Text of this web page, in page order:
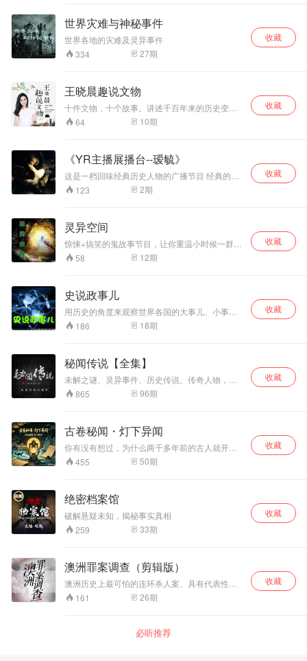
媒体或个人的原创
版权，请提交材料
通知我。我将根据
权利人提供的材
料，遵循相关法
立即删除侵权内
容。
这个平台，可以用声音的方式与大家交流。
世界灾难与神秘事件
世界各地的灾难及灵异事件
334
27期
收藏
王晓晨趣说文物
十件文物，十个故事。讲述千百年来的历史变
迁，让我们一起走上丝绸之路，了解玻璃的发明
与传播，追溯西方食物传入中国，跟着郑和下西
文物》，给你筑造一座耳朵里的博物馆。
64 10期
收藏
《YR主播展播台--瑷毓》
这是一档回味经典历史人物的广播节目 经典的历
史人物总是被我们提起 在节目中 就让我们走进他
们 走回他们那个时期 去感受不同的历史人物的不
123 2期
收藏
灵异空间
惊悚+搞笑的鬼故事节目，让你重温小时候一群人
坐在一起讲鬼故事的情景
58 12期
收藏
史说政事儿
用历史的角度来观察世界各国的大事儿、小事
儿、政事儿、趣事儿，让你两耳听天下，胜读万
卷书。
186 18期
收藏
秘闻传说【全集】
未解之谜、灵异事件、历史传说、传奇人物，主
播：轩主
865 96期
收藏
古卷秘闻・灯下异闻
你有没有想过，为什么两千多年前的古人就开始
疯狂记录鬼神精怪？《山海经》里的异兽，到底
是凭空想象还是上古先民的真实见闻？咱们从小
头到底在哪？这张专辑，不搞枯燥的文学史，咱
们直接钻进历代志怪小说里最猎奇、最动人、最
让人后背发凉的故事现场。从先秦的山海异兽，
到魏晋的搜神记，再到唐代的狐妖女主和聊斋里
那些借鬼说人的巅峰名篇。咱们一起看看，这些
小说的千年脑洞。
455 50期
收藏
绝密档案馆
破解悬疑未知，揭秘事实真相
259
33期
收藏
澳洲罪案调查（剪辑版）
澳洲历史上最可怕的连环杀人案、具有代表性的
儿童绑架案……，是权力角逐，还是个人恩怨？
讲述澳大利亚一起起骇人听闻的恶性案件。
161 26期
收藏
必听推荐